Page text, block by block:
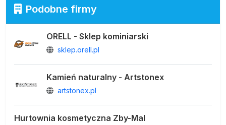
Podobne firmy
ORELL - Sklep kominiarski
sklep.orell.pl
Kamień naturalny - Artstonex
artstonex.pl
Hurtownia kosmetyczna Zby-Mal